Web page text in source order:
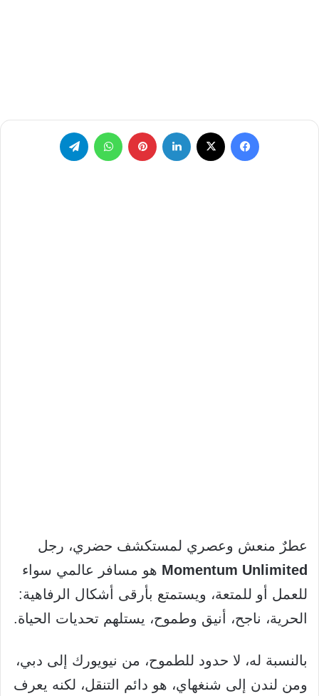
فيسبوك لينكدإن بينتيريست واتساب
عطرٌ منعش وعصري لمستكشف حضري، رجل
Momentum Unlimited هو مسافر عالمي سواء
للعمل أو للمتعة، ويستمتع بأرقى أشكال الرفاهية:
الحرية، ناجح، أنيق وطموح، يستلهم تحديات الحياة.
بالنسبة له، لا حدود للطموح، من نيويورك إلى دبي،
ومن لندن إلى شنغهاي، هو دائم التنقل، لكنه يعرف